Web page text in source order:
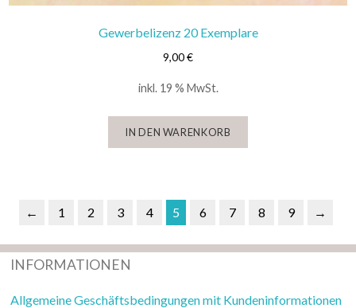
Gewerbelizenz 20 Exemplare
9,00€
inkl. 19 % MwSt.
IN DEN WARENKORB
← 1 2 3 4 5 6 7 8 9 →
INFORMATIONEN
Allgemeine Geschäftsbedingungen mit Kundeninformationen